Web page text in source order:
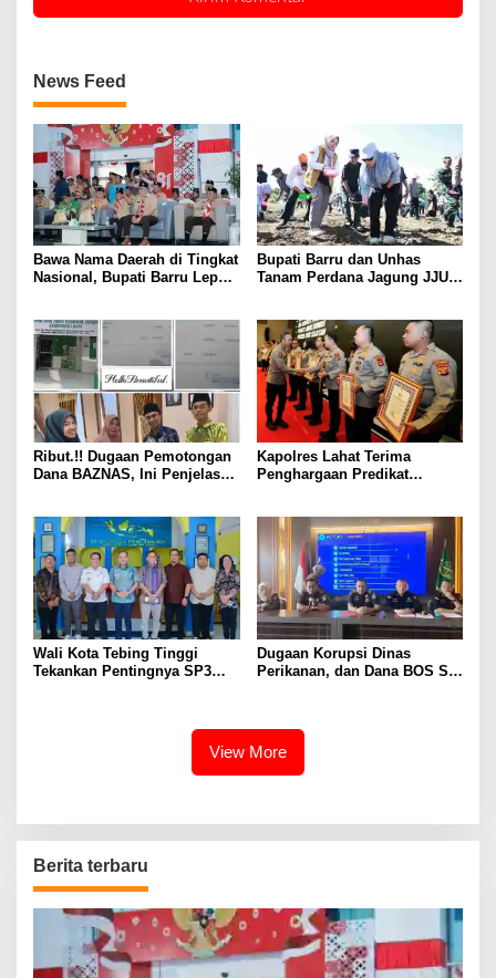
News Feed
Bawa Nama Daerah di Tingkat
Nasional, Bupati Barru Lepas
Bupati Barru dan Unhas
Tanam Perdana Jagung JJUH,
Ribut.!! Dugaan Pemotongan
Dana BAZNAS, Ini Penjelasan
Kapolres Lahat Terima
Penghargaan Predikat
Wali Kota Tebing Tinggi
Tekankan Pentingnya SP3
Dugaan Korupsi Dinas
Perikanan, dan Dana BOS SD
View More
Berita terbaru